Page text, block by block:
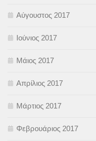
Αύγουστος 2017
Ιούνιος 2017
Μάιος 2017
Απρίλιος 2017
Μάρτιος 2017
Φεβρουάριος 2017